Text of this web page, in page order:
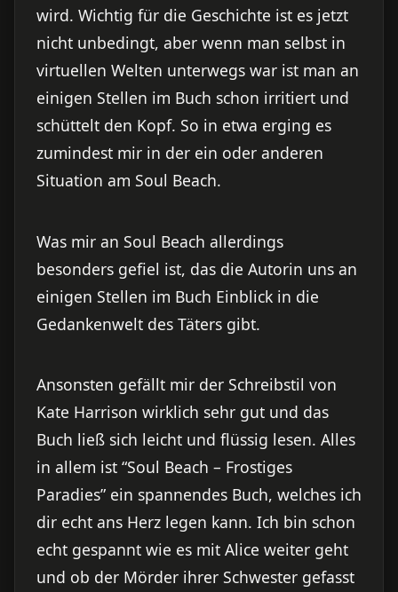
wird. Wichtig für die Geschichte ist es jetzt
nicht unbedingt, aber wenn man selbst in
virtuellen Welten unterwegs war ist man an
einigen Stellen im Buch schon irritiert und
schüttelt den Kopf. So in etwa erging es
zumindest mir in der ein oder anderen
Situation am Soul Beach.
Was mir an Soul Beach allerdings
besonders gefiel ist, das die Autorin uns an
einigen Stellen im Buch Einblick in die
Gedankenwelt des Täters gibt.
Ansonsten gefällt mir der Schreibstil von
Kate Harrison wirklich sehr gut und das
Buch ließ sich leicht und flüssig lesen. Alles
in allem ist “Soul Beach – Frostiges
Paradies” ein spannendes Buch, welches ich
dir echt ans Herz legen kann. Ich bin schon
echt gespannt wie es mit Alice weiter geht
und ob der Mörder ihrer Schwester gefasst